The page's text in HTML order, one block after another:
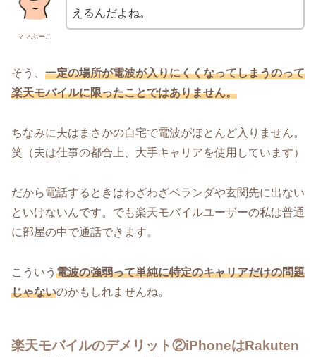
ママぶーこ
えるんだよね。
そう、 一定の場所が電波が入りにくくなってしまうのって
楽天モバイルに限ったことではありません。
ちなみに夫はまさかの自宅で電波がほとんど入りません。
笑（夫は仕事の都合上、大手キャリアを使用しています）
だから電話するときはわざわざベランダや玄関先に出ない
といけないんです。でも楽天モバイルユーザーの私は普通
に部屋の中で通話できます。
こういう 電波の強弱って単純に特定のキャリアだけの問題
じゃないのかもしれませんね。
楽天モバイルのデメリット②iPhoneはRakuten